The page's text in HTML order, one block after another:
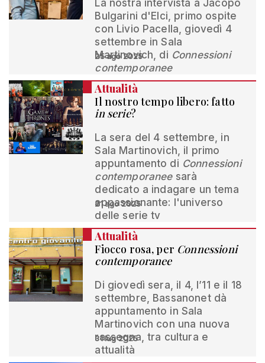
La nostra intervista a Jacopo
Bulgarini d'Elci, primo ospite
con Livio Pacella, giovedì 4
settembre in Sala
Martinovich, di Connessioni
contemporanee
25 ago 2025
Attualità
Il nostro tempo libero: fatto
in serie?
La sera del 4 settembre, in
Sala Martinovich, il primo
appuntamento di Connessioni
contemporaneesarà
dedicato a indagare un tema
appassionante: l'universo
delle serie tv
21 ago 2025
Attualità
Fiocco rosa, per Connessioni
contemporanee
Di giovedì sera, il 4, l’11 e il 18
settembre, Bassanonet dà
appuntamento in Sala
Martinovich con una nuova
rassegna, tra cultura e
attualità
31 lug 2025